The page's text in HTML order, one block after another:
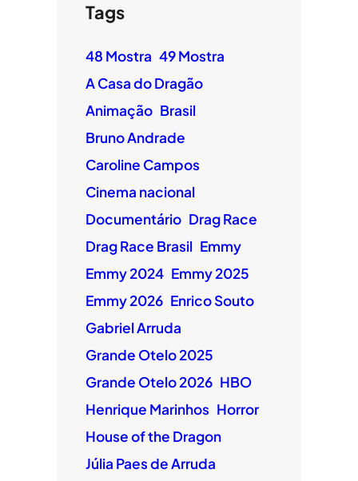
Tags
48 Mostra 49 Mostra
A Casa do Dragão
Animação Brasil
Bruno Andrade
Caroline Campos
Cinema nacional
Documentário Drag Race
Drag Race Brasil Emmy
Emmy 2024 Emmy 2025
Emmy 2026 Enrico Souto
Gabriel Arruda
Grande Otelo 2025
Grande Otelo 2026 HBO
Henrique Marinhos Horror
House of the Dragon
Júlia Paes de Arruda